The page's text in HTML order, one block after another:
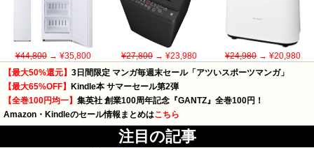
¥44,800→ ¥35,800 ¥27,800→ ¥23,980 ¥24,980→ ¥20,980
【最大50%還元】 3日間限定 マンガ毎週末セール「アツいスポーツマンガ」
【最大65%OFF】 Kindle本 サマーセール第2弾
【全巻100円均一】 集英社 創業100周年記念『GANTZ』全巻100円！
Amazon・Kindleのセール情報まとめはこちら
注目の記事